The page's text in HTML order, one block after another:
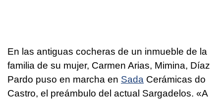
En las antiguas cocheras de un inmueble de la
familia de su mujer, Carmen Arias, Mimina, Díaz
Pardo puso en marcha en Sada Cerámicas do
Castro, el preámbulo del actual Sargadelos. «A